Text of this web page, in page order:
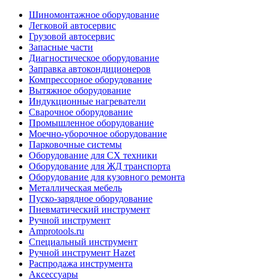
Шиномонтажное оборудование
Легковой автосервис
Грузовой автосервис
Запасные части
Диагностическое оборудование
Заправка автокондиционеров
Компрессорное оборудование
Вытяжное оборудование
Индукционные нагреватели
Сварочное оборудование
Промышленное оборудование
Моечно-уборочное оборудование
Парковочные системы
Оборудование для СХ техники
Оборудование для ЖД транспорта
Оборудование для кузовного ремонта
Металлическая мебель
Пуско-зарядное оборудование
Пневматический инструмент
Ручной инструмент
Amprotools.ru
Специальный инструмент
Ручной инструмент Hazet
Распродажа инструмента
Аксессуары